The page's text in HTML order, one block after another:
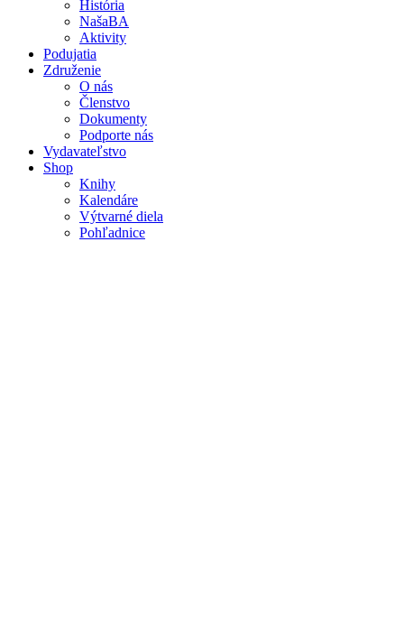
História
NašaBA
Aktivity
Podujatia
Združenie
O nás
Členstvo
Dokumenty
Podporte nás
Vydavateľstvo
Shop
Knihy
Kalendáre
Výtvarné diela
Pohľadnice